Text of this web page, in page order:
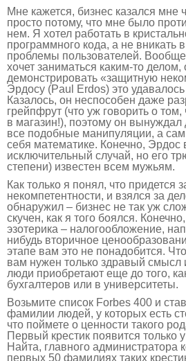
Мне кажется, бизнес казался мне
просто потому, что мне было
нем. Я хотел работать в
программного кода, а не вникать
проблемы пользователей.
хочет заниматься каким-то делом,
демонстрировать «защитную
Эрдосу (Paul Erdos) это
Казалось, он неспособен даже
грейпфрут (что уж говорить о
в магазин!), поэтому он вынуждал
все подобные манипуляции, а
себя математике. Конечно, Эрдос
исключительный случай, но его
степени) известен всем мужьям.
Как только я понял, что придется
некомпетентности, и взялся за
обнаружил – бизнес не так уж
скучен, как я того боялся.
эзотерика – налогообложение,
нибудь вторичное
этапе вам это не понадобится.
вам нужен только здравый смысл
люди приобретают еще до того,
бухгалтеров или в университеты.
Возьмите список Forbes 400 и
фамилии людей, у которых есть
что поймете о ценности такого
Первый крестик появится только
Найта, главного администратора
первых 50 фамилиях таких